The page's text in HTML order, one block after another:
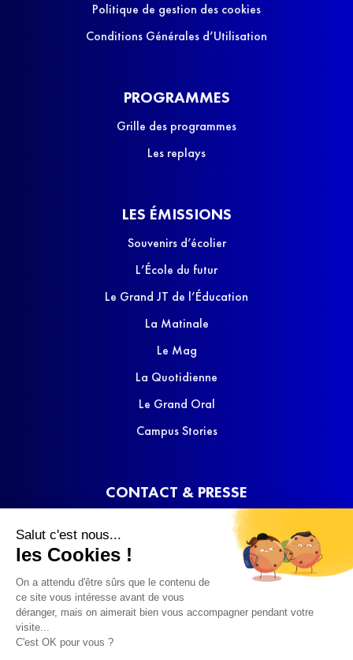
Salut c'est nous...
les Cookies !
On a attendu d'être sûrs que le contenu de
ce site vous intéresse avant de vous
déranger, mais on aimerait bien vous accompagner pendant votre
visite...
C'est OK pour vous ?
Politique de gestion des cookies
Conditions Générales d’Utilisation
PROGRAMMES
Grille des programmes
Les replays
LES ÉMISSIONS
Souvenirs d’écolier
L’École du futur
Le Grand JT de l’Éducation
La Matinale
Le Mag
La Quotidienne
Le Grand Oral
Campus Stories
CONTACT & PRESSE